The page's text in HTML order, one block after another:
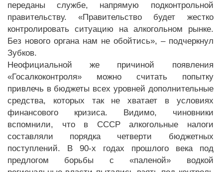
переданы службе, напрямую подконтрольной
правительству. «Правительство будет жестко
контролировать ситуацию на алкогольном рынке.
Без нового органа нам не обойтись», – подчеркнул
Зубков.
Неофициальной же причиной появления
«Госалкоконтроля» можно считать попытку
привлечь в бюджеты всех уровней дополнительные
средства, которых так не хватает в условиях
финансового кризиса. Видимо, чиновники
вспомнили, что в СССР алкогольные налоги
составляли порядка четверти бюджетных
поступлений. В 90-х годах прошлого века под
предлогом борьбы с «паленой» водкой